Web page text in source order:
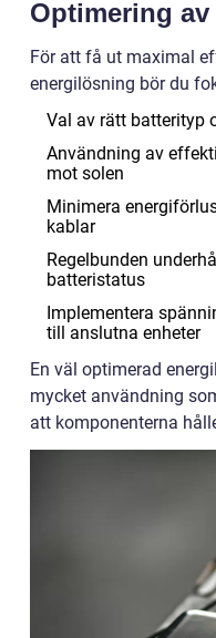
Optimering
För att få ut maximal
energilösning bör du
Val av rätt batterityp
Användning av
mot solen
Minimera
kablar
Regelbunden
batteristatus
Implementera
till anslutna enheter
En väl optimerad
mycket användning
att komponenterna